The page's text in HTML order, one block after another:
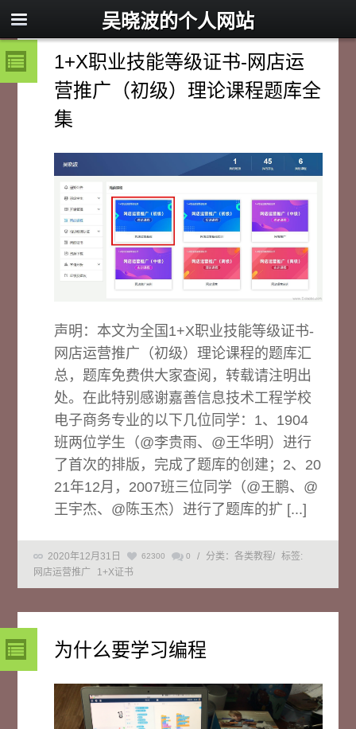
吴晓波的个人网站
1+X职业技能等级证书-网店运
营推广（初级）理论课程题库全
集
声明：本文为全国1+X职业技能等级证书-
网店运营推广（初级）理论课程的题库汇
总，题库免费供大家查阅，转载请注明出
处。在此特别感谢嘉善信息技术工程学校
电子商务专业的以下几位同学：1、1904
班两位学生（@李贵雨、@王华明）进行
了首次的排版，完成了题库的创建；2、20
21年12月，2007班三位同学（@王鹏、@
王宇杰、@陈玉杰）进行了题库的扩 [...]
2020年12月31日 62300 0 / 分类：各类教程/
标签:
网店运营推广
1+X证书
为什么要学习编程